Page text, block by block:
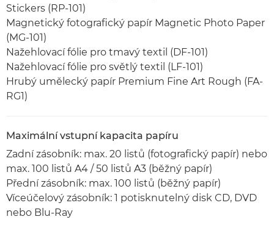
Stickers (RP-101)
Magnetický fotografický papír Magnetic Photo Paper
(MG-101)
Nažehlovací fólie pro tmavý textil (DF-101)
Nažehlovací fólie pro světlý textil (LF-101)
Hrubý umělecký papír Premium Fine Art Rough (FA-
RG1)
Maximální vstupní kapacita papíru
Zadní zásobník: max. 20 listů (fotografický papír) nebo
max. 100 listů A4 / 50 listů A3 (běžný papír)
Přední zásobník: max. 100 listů (běžný papír)
Víceúčelový zásobník: 1 potisknutelný disk CD, DVD
nebo Blu-Ray